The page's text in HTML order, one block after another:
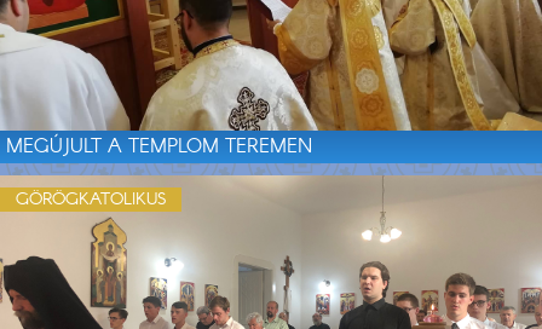
MEGÚJULT A TEMPLOM TEREMEN
GÖRÖGKATOLIKUS